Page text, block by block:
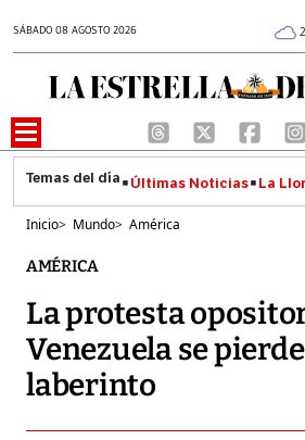
SÁBADO 08 AGOSTO 2026
Últimas Noticias La
Inicio> Mundo> América
AMÉRICA
La protesta
Venezuela se
laberinto